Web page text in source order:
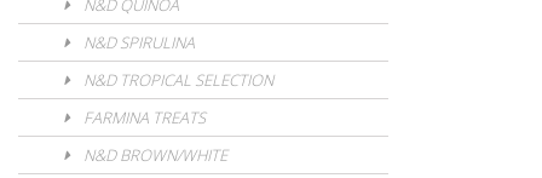
N&D QUINOA
N&D SPIRULINA
N&D TROPICAL SELECTION
FARMINA TREATS
N&D BROWN/WHITE